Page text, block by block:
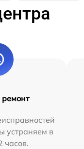
устраняем в
часов.